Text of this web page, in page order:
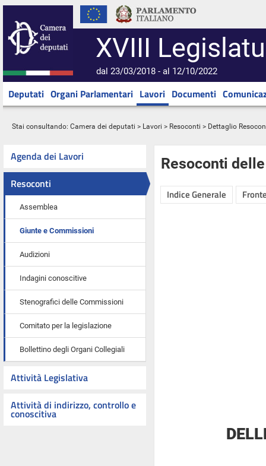
XVIII
dal 23/03/2018 - al 12/10/2022
Deputati Organi Parlamentari Lavori Documenti
Stai consultando: Camera dei deputati > Lavori > Resoconti > Dettaglio
Agenda dei Lavori
Resoconti
Assemblea
Giunte e Commissioni
Audizioni
Indagini conoscitive
Stenografici delle Commissioni
Comitato per la legislazione
Bollettino degli Organi Collegiali
Attività Legislativa
Attività di indirizzo, controllo e
conoscitiva
Resoconti
Indice Generale